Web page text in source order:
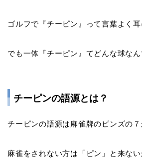
ゴルフで『チーピン 』って言葉よく
でも一体『チーピン 』てどんな球な
チーピンの語源とは？
チーピンの語源は麻雀牌のピンズの７
麻雀をされない方は「 ピン 」と来な